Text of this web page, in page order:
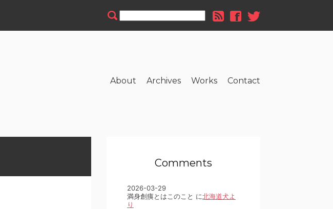
About Archives Works Contact
Comments
2026-03-29
満身創痍とはこのこと に北海道犬よ
り